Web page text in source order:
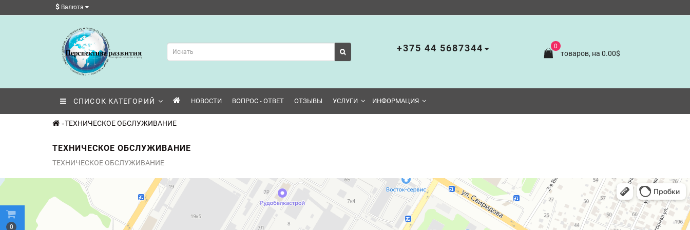
0
$ Валюта
0
товаров, на 0.00$
+375 44 5687344
СПИСОК КАТЕГОРИЙ НОВОСТИ ВОПРОС - ОТВЕТ ОТЗЫВЫ УСЛУГИ ИНФОРМАЦИЯ
ТЕХНИЧЕСКОЕ ОБСЛУЖИВАНИЕ
ТЕХНИЧЕСКОЕ ОБСЛУЖИВАНИЕ
ТЕХНИЧЕСКОЕ ОБСЛУЖИВАНИЕ